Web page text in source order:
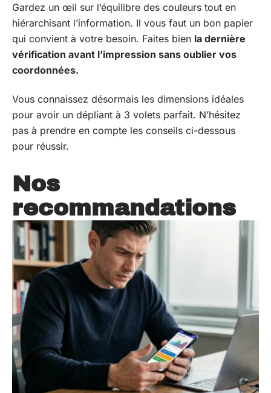
Gardez un œil sur l’équilibre des couleurs tout en
hiérarchisant l’information. Il vous faut un bon papier
qui convient à votre besoin. Faites bien la dernière
vérification avant l’impression sans oublier vos
coordonnées.
Vous connaissez désormais les dimensions idéales
pour avoir un dépliant à 3 volets parfait. N’hésitez
pas à prendre en compte les conseils ci-dessous
pour réussir.
Nos
recommandations